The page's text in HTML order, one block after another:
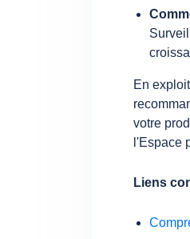
En
votre
l'Espace
Liens